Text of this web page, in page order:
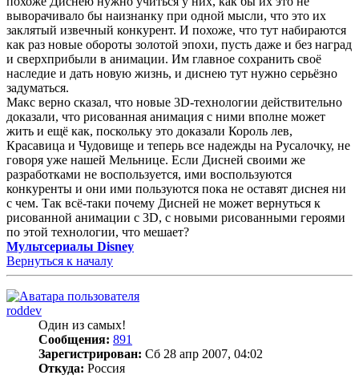
выворачивало бы наизнанку при одной мысли, что это их
заклятый извечный конкурент. И похоже, что тут набираются
как раз новые обороты золотой эпохи, пусть даже и без наград
и сверхприбыли в анимации. Им главное сохранить своё
наследие и дать новую жизнь, и диснею тут нужно серьёзно
задуматься.
Макс верно сказал, что новые 3D-технологии действительно
доказали, что рисованная анимация с ними вполне может
жить и ещё как, поскольку это доказали Король лев,
Красавица и Чудовище и теперь все надежды на Русалочку, не
говоря уже нашей Мельнице. Если Дисней своими же
разработками не воспользуется, ими воспользуются
конкуренты и они ими пользуются пока не оставят диснея ни
с чем. Так всё-таки почему Дисней не может вернуться к
рисованной анимации с 3D, с новыми рисованными героями
по этой технологии, что мешает?
Мультсериалы Disney
Вернуться к началу
roddev
Один из самых!
Сообщения: 891
Зарегистрирован: Сб 28 апр 2007, 04:02
Откуда: Россия